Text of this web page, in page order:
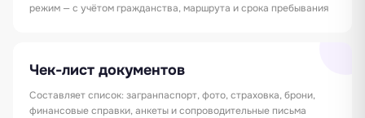
режим — с учётом гражданства, маршрута и срока пребывания
Чек-лист документов
Составляет список: загранпаспорт, фото, страховка, брони,
финансовые справки, анкеты и сопроводительные письма